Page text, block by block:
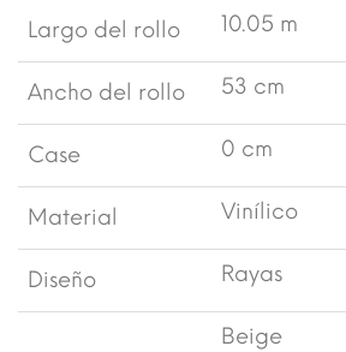
Largo del rollo 10.05 m
Ancho del rollo 53 cm
Case 0 cm
Material Vinílico
Diseño Rayas
Beige